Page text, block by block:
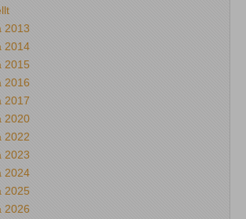
2013
2014
2015
2016
2017
2020
2022
2023
2024
2025
2026